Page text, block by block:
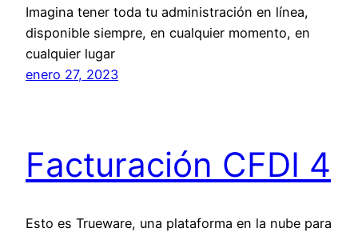
Imagina tener toda tu administración en línea,
disponible siempre, en cualquier momento, en
cualquier lugar
enero 27, 2023
Facturación CFDI 4
Esto es Trueware, una plataforma en la nube para